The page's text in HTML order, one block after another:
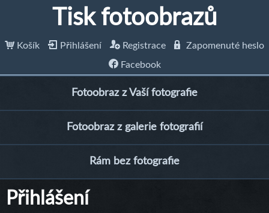
Tisk fotoobrazů
Košík Přihlášení Registrace
Zapomenuté heslo
Facebook
Fotoobraz z Vaší fotografie
Fotoobraz z galerie fotografií
Rám bez fotografie
Přihlášení